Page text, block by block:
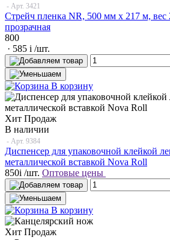
- Арт. 3421
Стрейч пленка NR, 500 мм x 217 м, вес
прозрачная
800
· 585 i /шт.
В корзину
Хит Продаж
В наличии
- Арт. 9384
Диспенсер для упаковочной клейкой
металлической вставкой Nova Roll
850i /шт. Оптовые цены
В корзину
Хит Продаж